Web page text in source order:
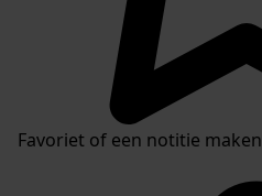
Favoriet of een notitie maken